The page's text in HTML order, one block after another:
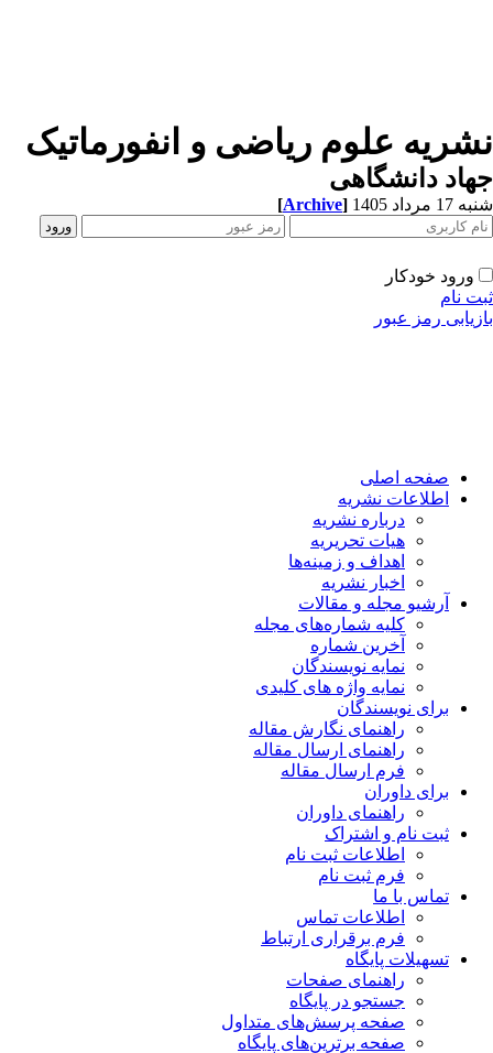
علوم ریاضی و انفورماتیک
دانشگاهی
مرداد 1405 [Archive]
ورود خودکار
نام
رمز عبور
صفحه اصلی
اطلاعات نشریه
درباره نشریه
هیات تحریریه
اهداف و زمینه‌ها
اخبار نشریه
آرشیو مجله و مقالات
کلیه شماره‌های مجله
آخرین شماره
نمایه نویسندگان
نمایه واژه های کلیدی
برای نویسندگان
راهنمای نگارش مقاله
راهنمای ارسال مقاله
فرم ارسال مقاله
برای داوران
راهنمای داوران
ثبت نام و اشتراک
اطلاعات ثبت نام
فرم ثبت نام
تماس با ما
اطلاعات تماس
فرم برقراری ارتباط
تسهیلات پایگاه
راهنمای صفحات
جستجو در پایگاه
صفحه پرسش‌های متداول
صفحه برترین‌های پایگاه